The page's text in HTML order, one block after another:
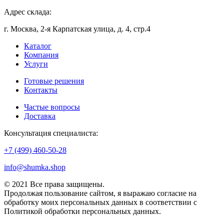
Адрес склада:
г. Москва, 2-я Карпатская улица, д. 4, стр.4
Каталог
Компания
Услуги
Готовые решения
Контакты
Частые вопросы
Доставка
Консультация специалиста:
+7 (499) 460-50-28
info@shumka.shop
© 2021 Все права защищены.
Продолжая пользование сайтом, я выражаю согласие на
обработку моих персональных данных в соответствии с
Политикой обработки персональных данных.